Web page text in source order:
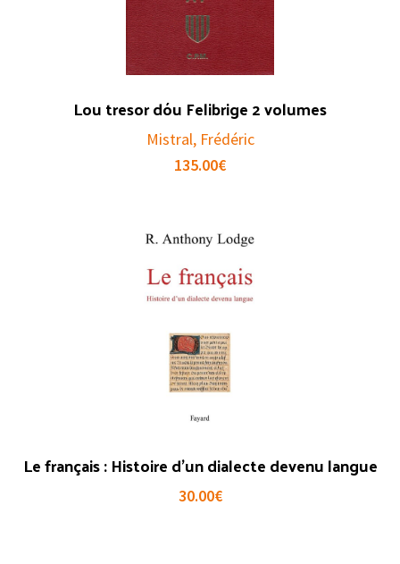
Lou tresor dóu Felibrige 2 volumes
Mistral, Frédéric
135.00€
Le français : Histoire d’un dialecte devenu langue
30.00€